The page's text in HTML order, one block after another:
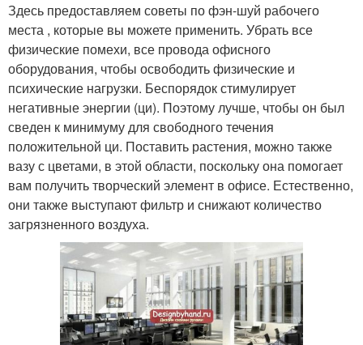
Здесь предоставляем советы по фэн-шуй рабочего
места , которые вы можете применить. Убрать все
физические помехи, все провода офисного
оборудования, чтобы освободить физические и
психические нагрузки. Беспорядок стимулирует
негативные энергии (ци). Поэтому лучше, чтобы он был
сведен к минимуму для свободного течения
положительной ци. Поставить растения, можно также
вазу с цветами, в этой области, поскольку она помогает
вам получить творческий элемент в офисе. Естественно,
они также выступают фильтр и снижают количество
загрязненного воздуха.